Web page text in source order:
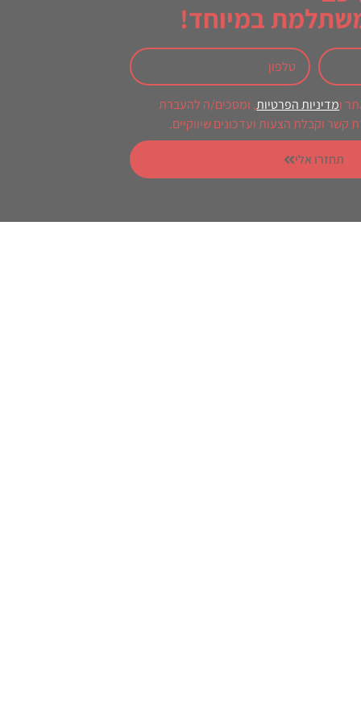
במיוחד!
ומדיניות הפרטיות, ומסכים/ה להעברת
קשר וקבלת הצעות ועדכונים שיווקיים.
תחזרו אלי